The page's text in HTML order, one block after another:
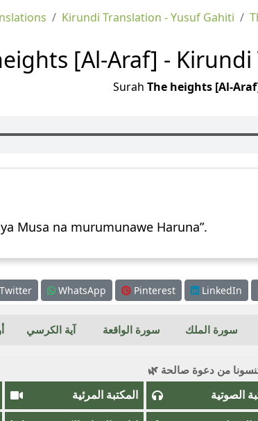
Kirundi Translation - Yusuf Gahiti
[Al-Araf] -
Surah The heights [Al-
Musa na murumunawe Haruna”.
WhatsApp Pinterest LinkedIn
سورة الملك سورة الواقعة آية الكرسي
تنسونا من دعوة صالحة 🌿
الصوتية المكتبة المرئية